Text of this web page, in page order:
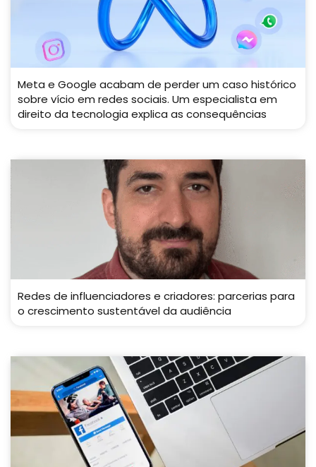
Meta e Google acabam de perder um caso histórico
sobre vício em redes sociais. Um especialista em
direito da tecnologia explica as consequências
Redes de influenciadores e criadores: parcerias para
o crescimento sustentável da audiência